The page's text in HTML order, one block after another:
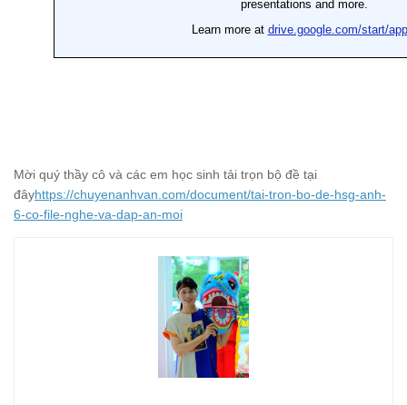
Mời quý thầy cô và các em học sinh tải trọn bộ đề tại
đâyhttps://chuyenanhvan.com/document/tai-tron-bo-de-hsg-anh-
6-co-file-nghe-va-dap-an-moi